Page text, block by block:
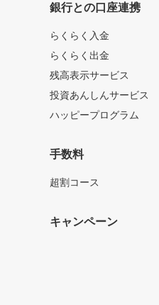
銀行との口座連携
らくらく入金
らくらく出金
残高表示サービス
投資あんしんサービス
ハッピープログラム
手数料
超割コース
キャンペーン